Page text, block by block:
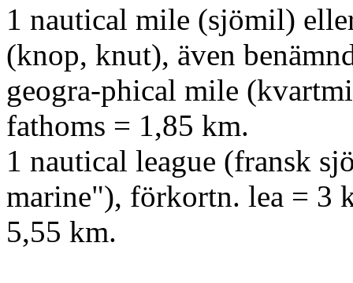
1 nautical mile (sjömil)
(knop, knut), även
geogra-phical mile
fathoms = 1,85 km.
1 nautical league (fransk
marine"), förkortn. lea = 3
5,55 km.